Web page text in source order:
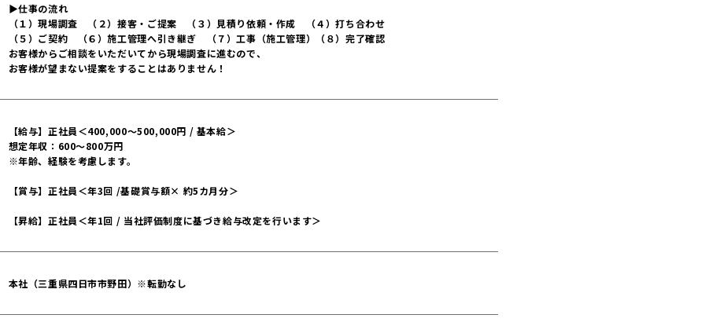
▶仕事の流れ
（１）現場調査 （２）接客・ご提案 （３）見積り依頼・作成 （４）打ち合わせ
（５）ご契約 （６）施工管理へ引き継ぎ （７）工事（施工管理）（８）完了確認
お客様からご相談をいただいてから現場調査に進むので、
お客様が望まない提案をすることはありません！
【給与】正社員＜400,000〜500,000円 / 基本給＞
想定年収：600〜800万円
※年齢、経験を考慮します。
【賞与】正社員＜年3回 /基礎賞与額× 約5カ月分＞
【昇給】正社員＜年1回 / 当社評価制度に基づき給与改定を行います＞
本社（三重県四日市市野田）※転勤なし